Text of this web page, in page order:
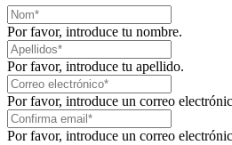
Por favor, introduce tu nombre.
Por favor, introduce tu apellido.
Por favor, introduce un correo
Por favor, introduce un correo